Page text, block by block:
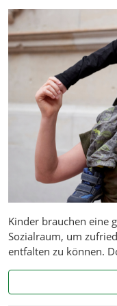
Kinder brauchen eine
Sozialraum, um
entfalten zu können.